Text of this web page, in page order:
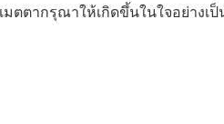
ตากรุณาให้เกิดขึ้นในใจอย่างเ